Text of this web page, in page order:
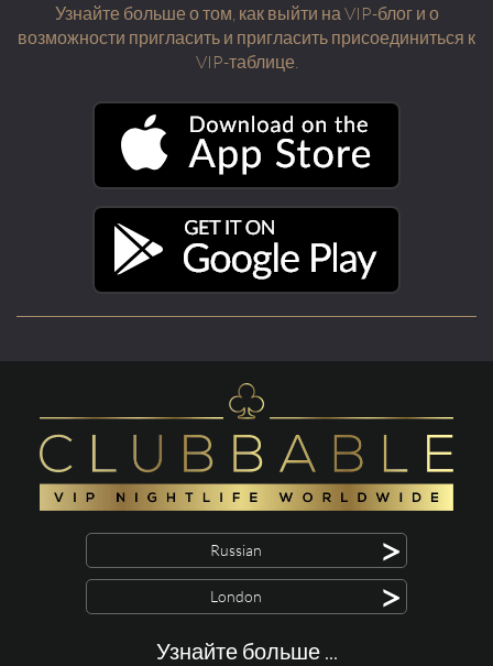
Узнайте больше о том, как выйти на VIP-блог и о
возможности пригласить и пригласить присоединиться к
VIP-таблице.
Russian >
London >
Узнайте больше ...